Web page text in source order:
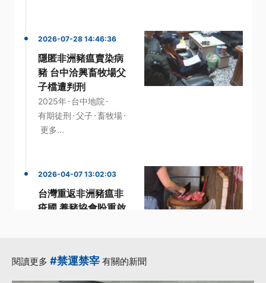
2026-07-28 14:46:36
隱匿非洲豬瘟賣染病
豬 台中洽興畜牧場父
子檔遭判刑
2025年· 台中地院 ·
有期徒刑 ·父子·畜牧場·
更多...
2026-04-07 13:02:03
台灣重返非洲豬瘟非
疫國 養豬協會盼重啟
總統賴清德·更多...
閱讀更多 #禁運禁宰 有關的新聞